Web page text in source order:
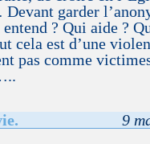
garder
? Qui aide ?
cela est d’une
pas comme
9